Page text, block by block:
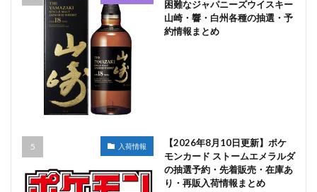
困難なジャパニーズウイスキー
山崎・響・白州各種の抽選・予
約情報まとめ
入荷情報
【2026年8月10日更新】ポケ
モンカード ストームエメラルダ
の抽選予約・先着販売・在庫あ
り・再販入荷情報まとめ